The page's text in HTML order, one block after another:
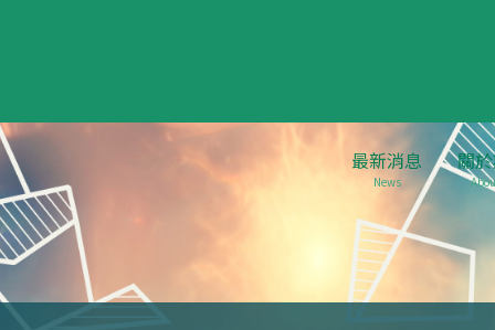
最新消息
News
關